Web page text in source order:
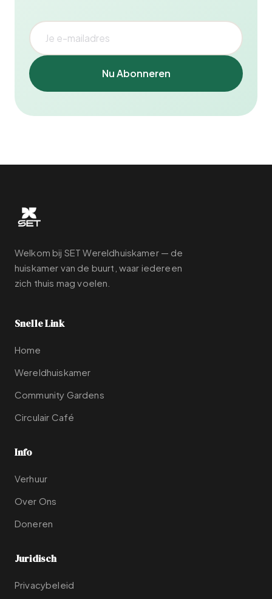
Nu Abonneren
Welkom bij SET Wereldhuiskamer — de
huiskamer van de buurt, waar iedereen
zich thuis mag voelen.
Snelle Link
Home
Wereldhuiskamer
Community Gardens
Circulair Café
Info
Verhuur
Over Ons
Doneren
Juridisch
Privacybeleid